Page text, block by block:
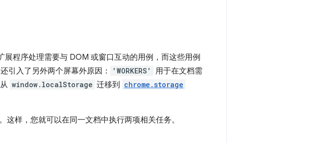
程序处理需要与 DOM 或窗口互动的用例，而这些用例
引入了另外两个屏幕外原因：
'WORKERS'
用于在文档需
window.localStorage 迁移到 chrome.storage
样，您就可以在同一文档中执行两项相关任务。